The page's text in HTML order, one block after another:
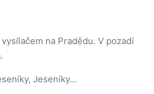
na Pradědu. V pozadí
Jeseníky...